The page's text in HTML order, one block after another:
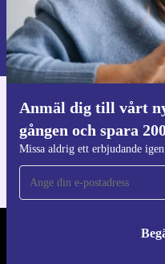
Anmäl dig till vårt
gången och spara
Missa aldrig ett erbjudande igen
Information om användningen
Integritetspolicy
Ladda
För iOS
REFURBED